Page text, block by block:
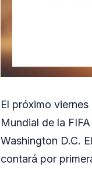
El próximo
Mundial de la
Washington D.C.
contará por